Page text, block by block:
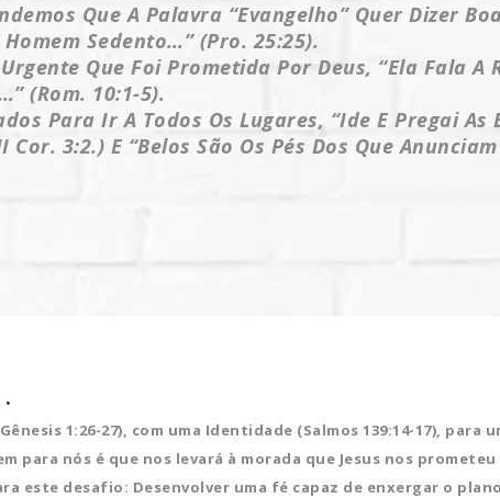
Que A Palavra “evangelho” Quer Dizer
Sedento…” (Pro. 25:25).
Que Foi Prometida Por Deus, “ela Fala A
(Rom. 10:1-5).
Para Ir A Todos Os Lugares, “Ide E Pregai
3:2.) E “belos São Os Pés Dos Que
1:26-27), com uma Identidade (Salmos 139:14-17), para
para nós é que nos levará à morada que Jesus nos prometeu
este desafio: Desenvolver uma fé capaz de enxergar o